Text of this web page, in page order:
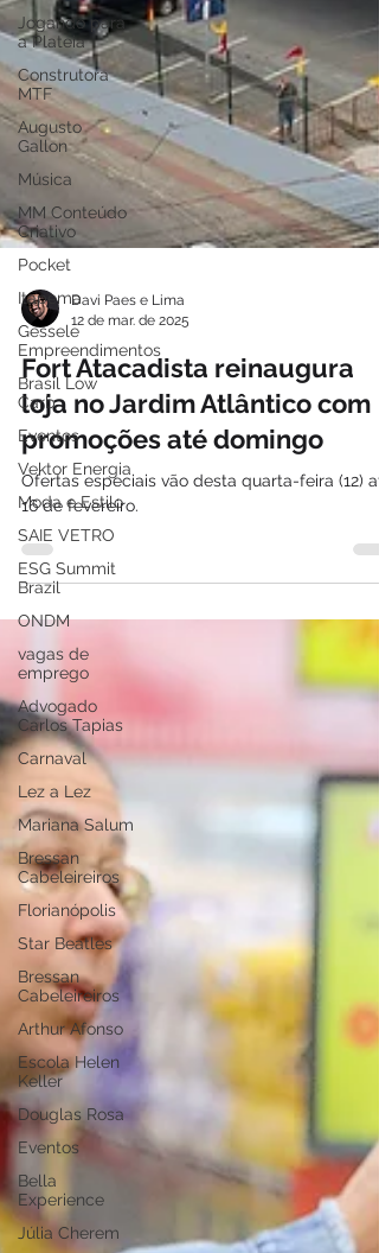
Jogando para
a Plateia
Construtora
MTF
Augusto
Gallon
Música
MM Conteúdo
Criativo
Pocket
Itapema
Gessele
Empreendimentos
Brasil Low
Carb
Eventos
Vektor Energia
Moda e Estilo
SAIE VETRO
ESG Summit
Brazil
ONDM
vagas de
emprego
Advogado
Carlos Tapias
Carnaval
Lez a Lez
Mariana Salum
Bressan
Cabeleireiros
Florianópolis
Star Beatles
Bressan
Cabeleireiros
Arthur Afonso
Escola Helen
Keller
Douglas Rosa
Eventos
Bella
Experience
Júlia Cherem
Davi Paes e Lima
12 de mar. de 2025
Fort Atacadista reinaugura
loja no Jardim Atlântico com
promoções até domingo
16 de fevereiro.